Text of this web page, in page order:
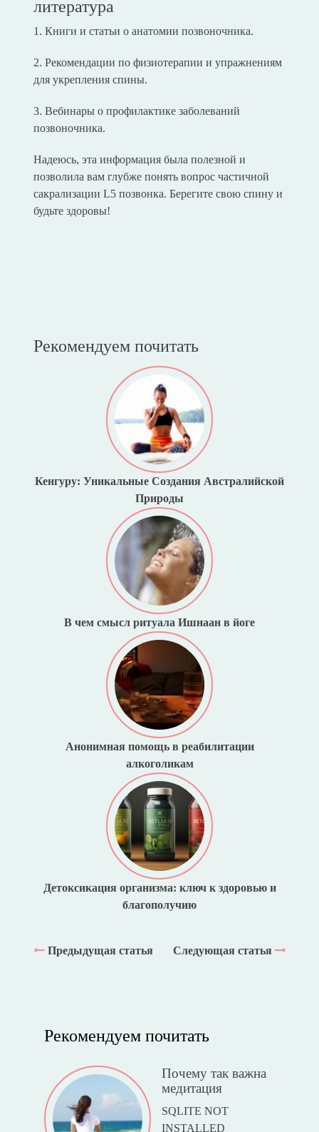
литература
1. Книги и статьи о анатомии позвоночника.
2. Рекомендации по физиотерапии и упражнениям
для укрепления спины.
3. Вебинары о профилактике заболеваний
позвоночника.
Надеюсь, эта информация была полезной и
позволила вам глубже понять вопрос частичной
сакрализации L5 позвонка. Берегите свою спину и
будьте здоровы!
Рекомендуем почитать
Кенгуру: Уникальные Создания Австралийской
Природы
В чем смысл ритуала Ишнаан в йоге
Анонимная помощь в реабилитации
алкоголикам
Детоксикация организма: ключ к здоровью и
благополучию
Предыдущая статья Следующая статья
Рекомендуем почитать
Почему так важна
медитация
SQLITE NOT
INSTALLED